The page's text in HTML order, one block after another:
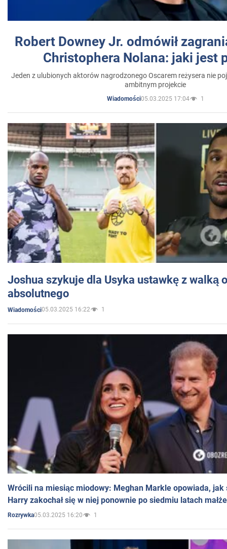
Robert Downey Jr. odmówił
Christophera Nolana: jaki jest
Jeden z ulubionych aktorów nagrodzonego Oscarem reżysera nie
ambitnym projekcie
Wiadomości05.03.2025 17:04 1
Joshua szykuje dla Usyka ustawkę z walką
absolutnego
Wiadomości05.03.2025 16:22 1
Wrócili na miesiąc miodowy: Meghan Markle opowiada, jak
Harry zakochał się w niej ponownie po siedmiu latach
Rozrywka05.03.2025 16:20 1